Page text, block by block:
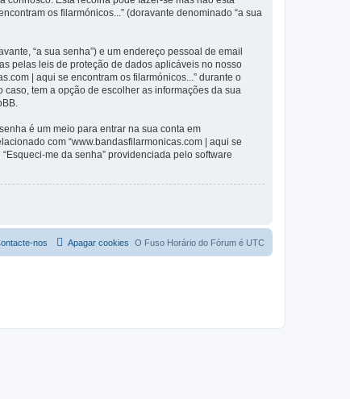
os filarmónicos...” (doravante denominado “a sua
“a sua senha”) e um endereço pessoal de email
pelas leis de proteção de dados aplicáveis no nosso
| aqui se encontram os filarmónicos...” durante o
tem a opção de escolher as informações da sua
é um meio para entrar na sua conta em
com “www.bandasfilarmonicas.com | aqui se
me da senha” providenciada pelo software
O Fuso Horário do Fórum é UTC
Apagar cookies
nos